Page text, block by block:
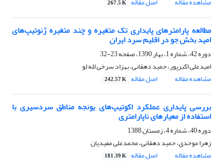
267.5 K
مطالعه پارامترهای پایداری تک متغیره و چند متغیره ژنوتیپ‌های
امید بخش جو در اقلیم سرد ایران
دوره 42، شماره 1، بهار 1390، صفحه
23-32
امیدعلی اکبرپور، حمید دهقانی، بهزاد سرخی لله لو
مشاهده مقاله
اصل مقاله 242.57 K
بررسی پایداری عملکرد اکوتیپ‌های یونجه مناطق سردسیری با
استفاده از معیارهای ناپارامتری
دوره 40، شماره 4، زمستان 1388
زهرا موحدی، حمید دهقانی، محمدعلی مفیدیان
مشاهده مقاله
اصل مقاله 181.39 K